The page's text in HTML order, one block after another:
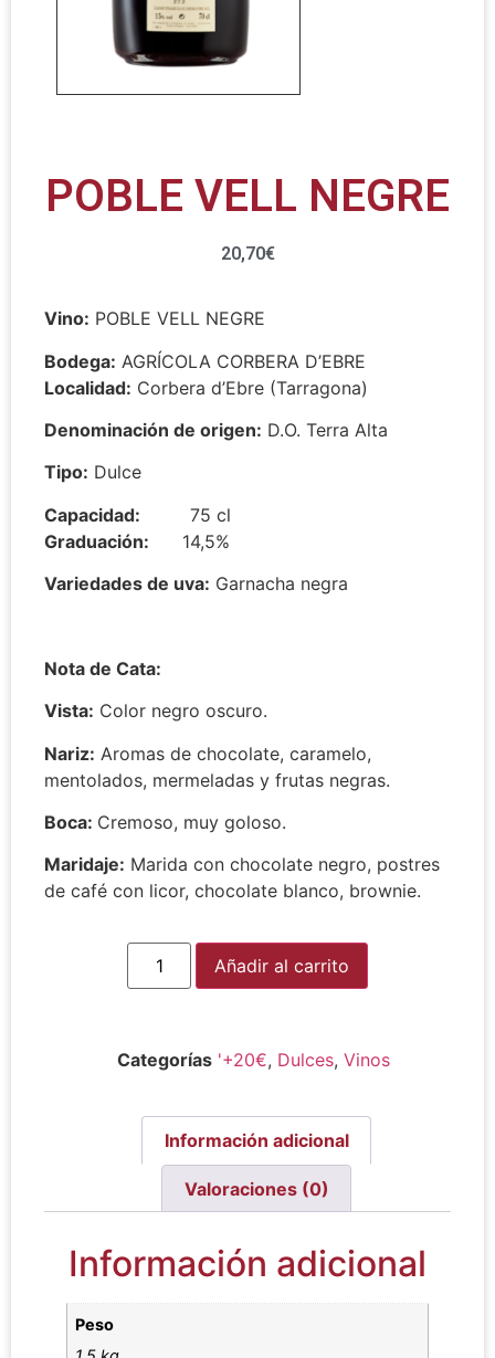
POBLE VELL NEGRE
20,70€
Vino: POBLE VELL NEGRE
Bodega: AGRÍCOLA CORBERA D’EBRE
Localidad: Corbera d’Ebre (Tarragona)
Denominación de origen: D.O. Terra Alta
Tipo: Dulce
Capacidad: 75 cl
Graduación: 14,5%
Variedades de uva: Garnacha negra
Nota de Cata:
Vista: Color negro oscuro.
Nariz: Aromas de chocolate, caramelo,
mentolados, mermeladas y frutas negras.
Boca: Cremoso, muy goloso.
Maridaje: Marida con chocolate negro, postres
de café con licor, chocolate blanco, brownie.
Añadir al carrito
Categorías '+20€, Dulces, Vinos
Información adicional
Valoraciones (0)
Información adicional
Peso